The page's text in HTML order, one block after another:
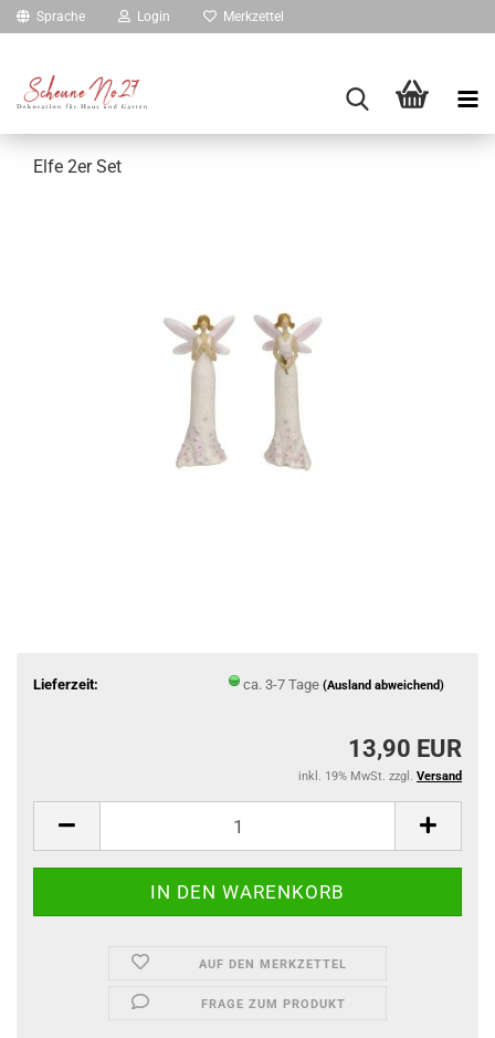
Sprache Login Merkzettel
Elfe 2er Set
Lieferzeit: ca. 3-7 Tage (Ausland abweichend)
13,90 EUR
inkl. 19% MwSt. zzgl. Versand
AUF DEN MERKZETTEL
FRAGE ZUM PRODUKT